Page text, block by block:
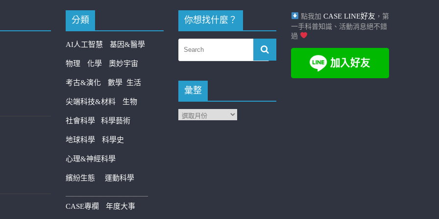
分類
AI人工智慧 基因&醫學
物理 化學 奧妙宇宙
考古&演化 數學 生活
尖端科技&材料 生物
社會科學 科學藝術
地球科學 科學史
心理&神經科學
繽紛生態 運動科學
————————————
CASE專欄 年度大事
你想找什麼？
彙整
點我加 CASE LINE好友 ，第
一手科普知識、活動消息絕不錯
過